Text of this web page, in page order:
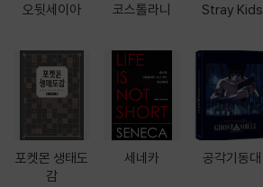
오뒷세이아
포켓몬 생태도
감
코스톨라니
세네카
Stray Kids
공각기동대